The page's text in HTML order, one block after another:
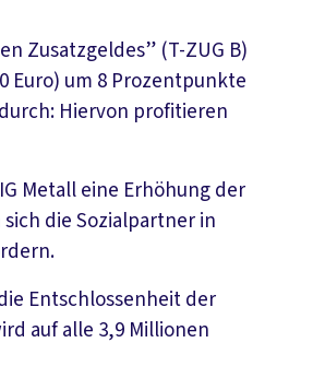
Zusatzgeldes” (T-ZUG B)
Euro) um 8 Prozentpunkte
Hiervon profitieren
Metall eine Erhöhung der
die Sozialpartner in
Entschlossenheit der
auf alle 3,9 Millionen